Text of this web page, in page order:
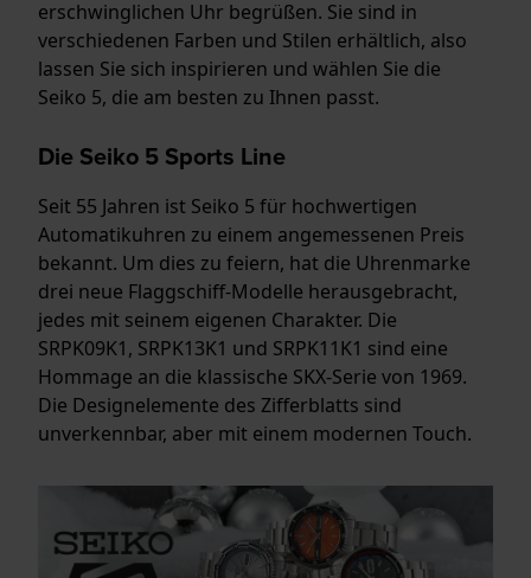
erschwinglichen Uhr begrüßen. Sie sind in
verschiedenen Farben und Stilen erhältlich, also
lassen Sie sich inspirieren und wählen Sie die
Seiko 5, die am besten zu Ihnen passt.
Die Seiko 5 Sports Line
Seit 55 Jahren ist Seiko 5 für hochwertigen
Automatikuhren zu einem angemessenen Preis
bekannt. Um dies zu feiern, hat die Uhrenmarke
drei neue Flaggschiff-Modelle herausgebracht,
jedes mit seinem eigenen Charakter. Die
SRPK09K1, SRPK13K1 und SRPK11K1 sind eine
Hommage an die klassische SKX-Serie von 1969.
Die Designelemente des Zifferblatts sind
unverkennbar, aber mit einem modernen Touch.